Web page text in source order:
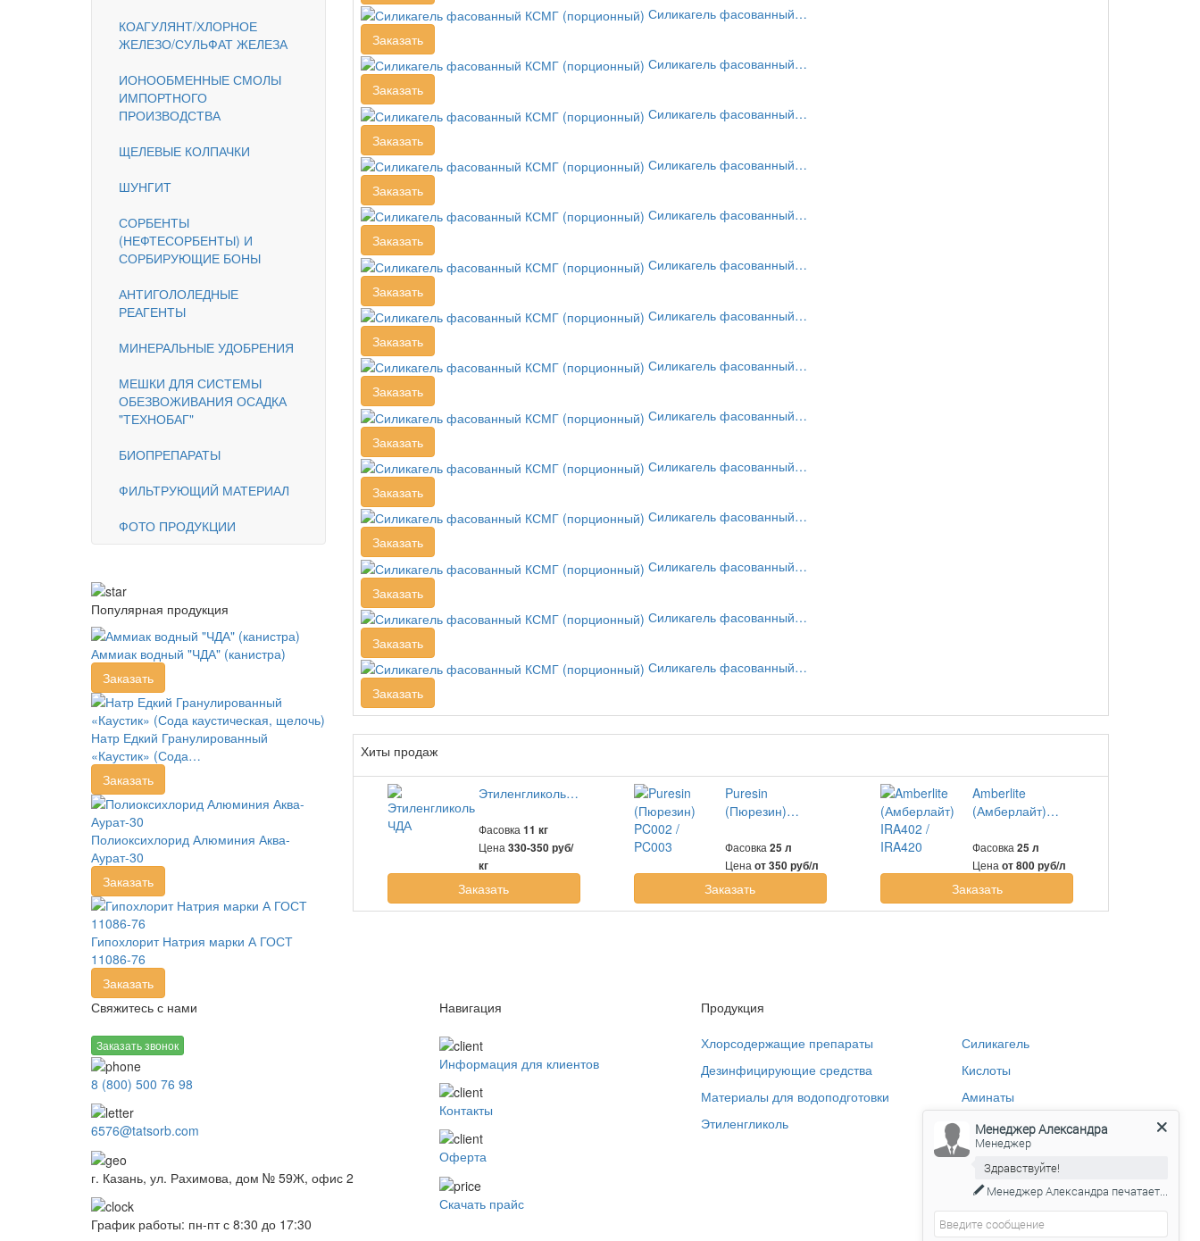
КОАГУЛЯНТ/ХЛОРНОЕ
ЖЕЛЕЗО/СУЛЬФАТ ЖЕЛЕЗА
ИОНООБМЕННЫЕ СМОЛЫ
ИМПОРТНОГО
ПРОИЗВОДСТВА
ЩЕЛЕВЫЕ КОЛПАЧКИ
ШУНГИТ
СОРБЕНТЫ
(НЕФТЕСОРБЕНТЫ) И
СОРБИРУЮЩИЕ БОНЫ
АНТИГОЛОЛЕДНЫЕ
РЕАГЕНТЫ
МИНЕРАЛЬНЫЕ УДОБРЕНИЯ
МЕШКИ ДЛЯ СИСТЕМЫ
ОБЕЗВОЖИВАНИЯ ОСАДКА
"ТЕХНОБАГ"
БИОПРЕПАРАТЫ
ФИЛЬТРУЮЩИЙ МАТЕРИАЛ
ФОТО ПРОДУКЦИИ
Популярная продукция
Аммиак водный "ЧДА" (канистра)
Заказать
Натр Едкий Гранулированный
«Каустик» (Сода…
Заказать
Полиоксихлорид Алюминия Аква-
Аурат-30
Заказать
Гипохлорит Натрия марки А ГОСТ
11086-76
Заказать
Силикагель фасованный…
Заказать
Силикагель фасованный…
Заказать
Силикагель фасованный…
Заказать
Силикагель фасованный…
Заказать
Силикагель фасованный…
Заказать
Силикагель фасованный…
Заказать
Силикагель фасованный…
Заказать
Силикагель фасованный…
Заказать
Силикагель фасованный…
Заказать
Силикагель фасованный…
Заказать
Силикагель фасованный…
Заказать
Силикагель фасованный…
Заказать
Силикагель фасованный…
Заказать
Силикагель фасованный…
Заказать
Хиты продаж
Этиленгликоль…
Фасовка11 кг
Цена330-350 руб/
кг
Заказать
Puresin
(Пюрезин)…
Фасовка25 л
Ценаот 350 руб/л
Заказать
Amberlite
(Амберлайт)…
Фасовка 25 л
Цена от 800 руб/л
Заказать
Свяжитесь с нами
Заказать звонок
8 (800) 500 76 98
6576@tatsorb.com
г. Казань, ул. Рахимова, дом № 59Ж, офис 2
График работы: пн-пт с 8:30 до 17:30
Навигация
Информация для клиентов
Контакты
Оферта
Скачать прайс
Продукция
Хлорсодержащие препараты
Дезинфицирующие средства
Материалы для водоподготовки
Этиленгликоль
Силикагель
Кислоты
Аминаты
Щелочь
Менеджер Александра
Менеджер
Здравствуйте!
Менеджер Александра печатает...